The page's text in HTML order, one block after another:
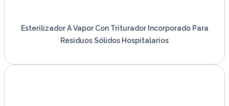
Esterilizador A Vapor Con Triturador Incorporado Para
Residuos Sólidos Hospitalarios